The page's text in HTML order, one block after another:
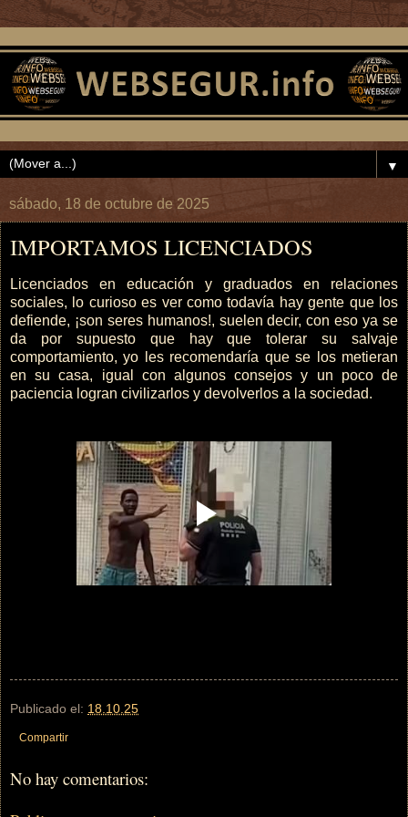
▼
sábado, 18 de octubre de 2025
IMPORTAMOS LICENCIADOS
Licenciados en educación y graduados en relaciones
sociales, lo curioso es ver como todavía hay gente que los
defiende, ¡son seres humanos!, suelen decir, con eso ya se
da por supuesto que hay que tolerar su salvaje
comportamiento, yo les recomendaría que se los metieran
en su casa, igual con algunos consejos y un poco de
paciencia logran civilizarlos y devolverlos a la sociedad.
Publicado el: 18.10.25
Compartir
No hay comentarios: